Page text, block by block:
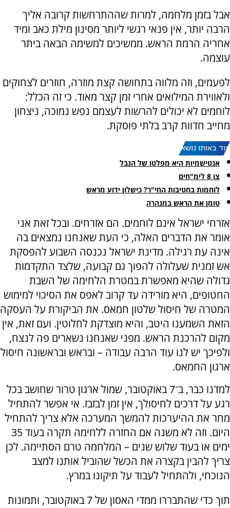
אבל בזמן מלחמה, למרות שההתרחשות קרובה אליך
הרבה יותר, אין פנאי רגשי ליותר מסינון מילת כאב ומיד
אחריה הרמת הראש. ממשיכים למשימה הבאה ביתר
עוצמה.
לפעמים, וזה מלווה בתחושה קצת מוזרה, חוזרים לצחוקים
ולאווירת המילואים אחרי זמן קצר מאוד. כי זה הכלל:
לוחמים לא יכולים להרשות לעצמם נפש נמוכה, ניצחון
מחייב חדוות קרב בלתי פוסקת.
עוד באותו נושא:
אנטישמיות היא מפלטו של הנבל
צו 8 לימ"חים
לוחמות בחטיבות החי"ר? כישלון ידוע מראש
טומן את הראש במנהרה
אזרחי ישראל אינם לוחמים. הם אזרחים. ובכל זאת אני
אומר את הדברים האלה, כי העת שאנחנו נמצאים בה
אינה עת רגילה. מדינת ישראל נכנסה השבוע להפסקת
אש זמנית שעלולה להפוך גם קבועה, שלצד התקדמות
גדולה שהיא מאפשרת במטרת הלחימה של השבת
החטופים, היא מורידה עד קרוב לאפס את הסיכוי למימוש
המטרה של חיסול שלטון חמאס. את הביקורת על העסקה
הזאת השמענו היטב, והיא מוצדקת לחלוטין. ועם זאת, אין
מקום להרכנת הראש. מפני שאנחנו נשארים פה לנצח,
ולפיכך יש לנו עוד הרבה עבודה – ובראש ובראשונה חיסול
ארגון החמאס.
למדנו כבר, ב־7 באוקטובר, שמול ארגון טרור שחושב בכל
רגע על דרכים לחיסולך, אין זמן לבזבז. אי אפשר להתחיל
מחר את ההיערכות להמשך המערכה אלא צריך להתחיל
היום. וזה לא משנה אם החזרה ללחימה תקרה בעוד 35
ימים או בעוד שלוש שנים – המלחמה טרם הסתיימה. לכן
צריך להבין בקצרה את הכשל שהוביל אותנו למצב
הנוכחי, ולהתחיל לעבוד על תיקונו במרץ.
תוך כדי שהתבררו ממדי האסון של 7 באוקטובר, ותמונות